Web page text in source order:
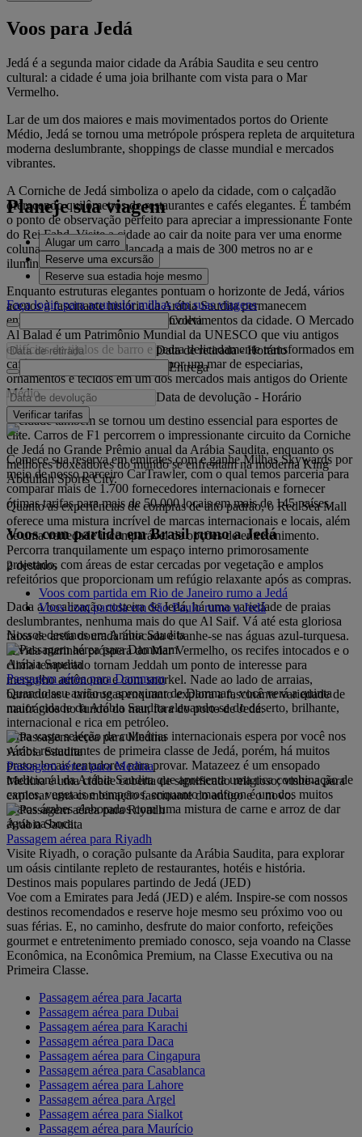
Voos para Jedá
Jedá é a segunda maior cidade da Arábia Saudita e seu centro
cultural: a cidade é uma joia brilhante com vista para o Mar
Vermelho.
Lar de um dos maiores e mais movimentados portos do Oriente
Médio, Jedá se tornou uma metrópole próspera repleta de arquitetura
moderna deslumbrante, shoppings de classe mundial e mercados
vibrantes.
A Corniche de Jedá simboliza o apelo da cidade, com o calçadão
oferecendo quilômetros de restaurantes e cafés elegantes. É também
o ponto de observação perfeito para apreciar a impressionante Fonte
do Rei Fahd. Visite a cidade ao cair da noite para ver uma enorme
coluna de água do mar lançada a mais de 300 metros no ar e
iluminada por luzes coloridas.
Enquanto estruturas elegantes pontuam o horizonte de Jedá, vários
acenos à fascinante história da Arábia Saudita permanecem
entrelaçados com os novos desenvolvimentos da cidade. O Mercado
Al Balad é um Patrimônio Mundial da UNESCO que viu antigos
edifícios de tijolos de barro e pedra delicadamente transformados em
cafés e galerias de arte. Passeie por um mar de especiarias,
ornamentos e tecidos em um dos mercados mais antigos do Oriente
Médio.
A cidade também se tornou um destino essencial para esportes de
elite. Carros de F1 percorrem o impressionante circuito da Corniche
de Jedá no Grande Prêmio anual da Arábia Saudita, enquanto os
melhores boxeadores do mundo se enfrentam na moderna King
Abdullah Sports City.
Quanto às experiências de compras de alto padrão, o Red Sea Mall
oferece uma mistura incrível de marcas internacionais e locais, além
de uma variedade incomparável de opções de entretenimento.
Percorra tranquilamente um espaço interno primorosamente
projetado, com áreas de estar cercadas por vegetação e amplos
refeitórios que proporcionam um refúgio relaxante após as compras.
Dada a localização costeira de Jedá, há uma variedade de praias
deslumbrantes, nenhuma mais do que Al Saif. Vá até esta gloriosa
faixa de areia dourada intocada e banhe-se nas águas azul-turquesa.
A vida marinha próspera do Mar Vermelho, os recifes intocados e o
clima temperado tornam Jeddah um ponto de interesse para
mergulho autônomo e com snorkel. Nade ao lado de arraias,
barracudas e tartarugas enquanto explora a fascinante variedade de
naufrágios no fundo do mar, fora do porto de Jedá.
Uma vasta seleção de culinárias internacionais espera por você nos
vários restaurantes de primeira classe de Jedá, porém, há muitos
pratos locais tentadores para provar. Matazeez é um ensopado
tradicional da Arábia Saudita que apresenta uma rica combinação de
carnes, vegetais e temperos, enquanto madfoon é um dos muitos
pratos árabes elaborados com uma mistura de carne e arroz de dar
água na boca.
Planeje sua viagem
Alugar um carro
Reserve uma excursão
Reserve sua estadia hoje mesmo
Faça login para acumular milhas em suas viagens
Coleta
Data de retirada - Horário
Entrega
Data de devolução - Horário
Verificar tarifas
Comece sua reserva em emirates.com e ganhe Milhas Skywards por
meio de nosso parceiro CarTrawler, com o qual temos parceria para
comparar mais de 1.700 fornecedores internacionais e fornecer
ótimas tarifas para mais de 50.000 locais em mais de 145 países.
Voos com partida em Brasil rumo a Jedá
2 destinos
Voos com partida em Rio de Janeiro rumo a Jedá
Voos com partida em São Paulo rumo a Jedá
Nossos destinos em Arábia Saudita
Arábia Saudita
Passagem aérea para Dammam
Quando seu avião se aproximar de Damman, você verá a quinta
maior cidade da Arábia Saudita elevando-se do deserto, brilhante,
internacional e rica em petróleo.
Arábia Saudita
Passagem aérea para Medina
Medina é uma cidade coberta de significado religioso; visite-a para
explorar uma combinação fascinante do antigo e o novo.
Arábia Saudita
Passagem aérea para Riyadh
Visite Riyadh, o coração pulsante da Arábia Saudita, para explorar
um oásis cintilante repleto de restaurantes, hotéis e história.
Destinos mais populares partindo de Jedá (JED)
Voe com a Emirates para Jedá (JED) e além. Inspire-se com nossos
destinos recomendados e reserve hoje mesmo seu próximo voo ou
suas férias. E, no caminho, desfrute do maior conforto, refeições
gourmet e entretenimento premiado conosco, seja voando na Classe
Econômica, na Econômica Premium, na Classe Executiva ou na
Primeira Classe.
Passagem aérea para Jacarta
Passagem aérea para Dubai
Passagem aérea para Karachi
Passagem aérea para Daca
Passagem aérea para Cingapura
Passagem aérea para Casablanca
Passagem aérea para Lahore
Passagem aérea para Argel
Passagem aérea para Sialkot
Passagem aérea para Maurício